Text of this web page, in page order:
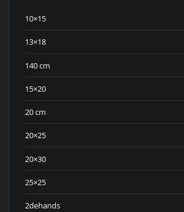
10×15
13×18
140 cm
15×20
20 cm
20×25
20×30
25×25
2dehands